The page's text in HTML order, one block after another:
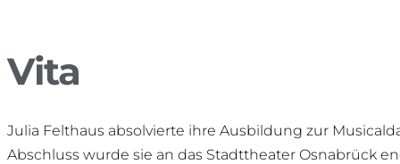
Vita
Julia Felthaus absolvierte ihre Ausbildung zur
Abschluss wurde sie an das Stadttheater Osnabrück